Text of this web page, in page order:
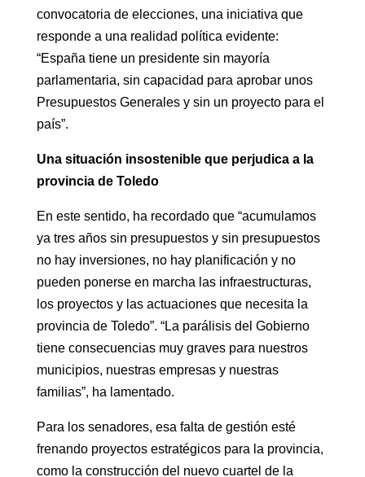
convocatoria de elecciones, una iniciativa que
responde a una realidad política evidente:
“España tiene un presidente sin mayoría
parlamentaria, sin capacidad para aprobar unos
Presupuestos Generales y sin un proyecto para el
país”.
Una situación insostenible que perjudica a la
provincia de Toledo
En este sentido, ha recordado que “acumulamos
ya tres años sin presupuestos y sin presupuestos
no hay inversiones, no hay planificación y no
pueden ponerse en marcha las infraestructuras,
los proyectos y las actuaciones que necesita la
provincia de Toledo”. “La parálisis del Gobierno
tiene consecuencias muy graves para nuestros
municipios, nuestras empresas y nuestras
familias”, ha lamentado.
Para los senadores, esa falta de gestión esté
frenando proyectos estratégicos para la provincia,
como la construcción del nuevo cuartel de la